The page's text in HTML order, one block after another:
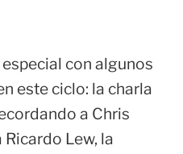
con algunos
este ciclo: la charla
a Chris
Lew, la